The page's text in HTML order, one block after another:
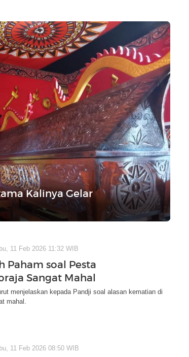
Kalinya Gelar
11 Feb 2026 11:32 WIB
Paham soal Pesta
Sangat Mahal
menjelaskan kepada Pandji soal alasan kematian di
mahal.
11 Feb 2026 08:50 WIB